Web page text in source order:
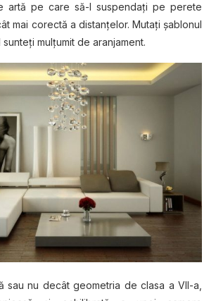
artă pe care să-l suspendaţi pe perete
mai corectă a distanţelor. Mutați șablonul
mulțumit de aranjament.
nu decât geometria de clasa a VII-a,